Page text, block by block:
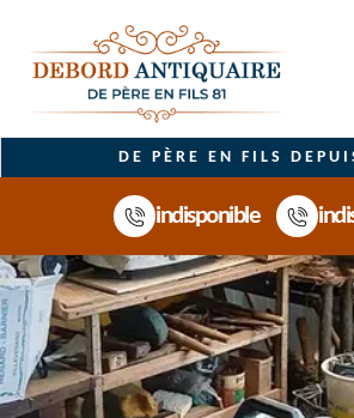
DE PÈRE EN FILS
indisponible